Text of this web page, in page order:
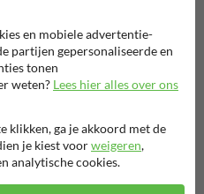
en mobiele advertentie-
partijen gepersonaliseerde en
tonen
weten? Lees hier alles over ons
klikken, ga je akkoord met de
je kiest voorweigeren,
analytische cookies.